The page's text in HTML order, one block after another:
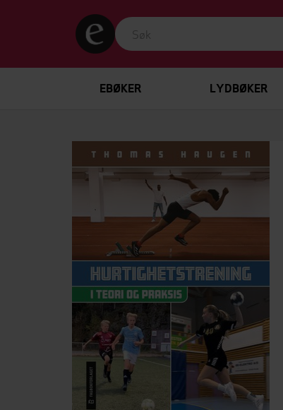
EBØKER LYDBØKER